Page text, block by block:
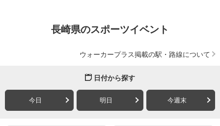
長崎県のスポーツイベント
ウォーカープラス掲載の駅・路線について
日付から探す
今日 明日 今週末